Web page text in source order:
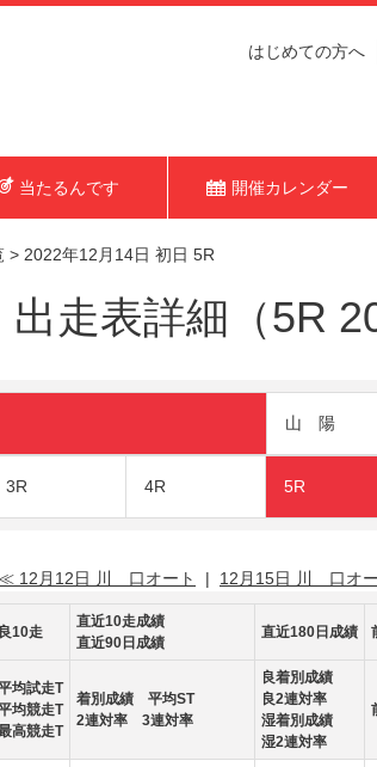
はじめての方へ
当たるんです 開催カレンダー
> 2022年12月14日 初日 5R
走表詳細（5R
山 陽
3R 4R 5R
≪ 12月12日 川 口オート | 12月15日 川 口オ
良10走
直近10走成績
直近90日成績
直近180日成績
均試走T
均競走T
高競走T
着別成績 平均ST
2連対率 3連対率
良着別成績
良2連対率
湿着別成績
湿2連対率